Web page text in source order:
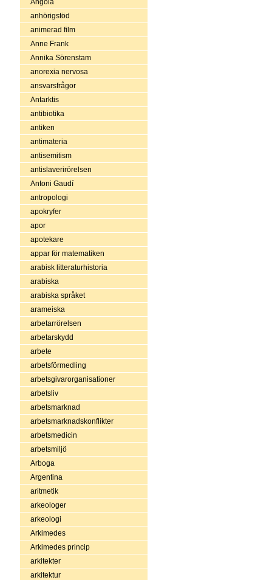
Angola
anhörigstöd
animerad film
Anne Frank
Annika Sörenstam
anorexia nervosa
ansvarsfrågor
Antarktis
antibiotika
antiken
antimateria
antisemitism
antislaverirörelsen
Antoni Gaudí
antropologi
apokryfer
apor
apotekare
appar för matematiken
arabisk litteraturhistoria
arabiska
arabiska språket
arameiska
arbetarrörelsen
arbetarskydd
arbete
arbetsförmedling
arbetsgivarorganisationer
arbetsliv
arbetsmarknad
arbetsmarknadskonflikter
arbetsmedicin
arbetsmiljö
Arboga
Argentina
aritmetik
arkeologer
arkeologi
Arkimedes
Arkimedes princip
arkitekter
arkitektur